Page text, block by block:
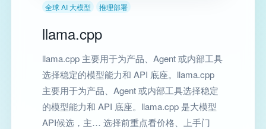
全球 AI 大模型 推理部署
llama.cpp
llama.cpp 主要用于为产品、Agent 或内部工具
选择稳定的模型能力和 API 底座。llama.cpp
主要用于为产品、Agent 或内部工具选择稳定
的模型能力和 API 底座。llama.cpp 是大模型
API候选，主… 选择前重点看价格、上手门